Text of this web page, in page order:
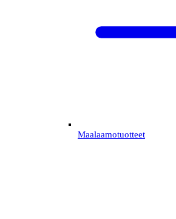
Maalaamotuotteet